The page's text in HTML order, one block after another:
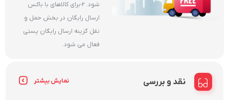
شود. 2-برای کالاهای با باکس
ارسال رایگان در بخش حمل و
نقل گزینه ارسال رایگان پستی
فعال می شود.
نقد و بررسی نمایش بیشتر